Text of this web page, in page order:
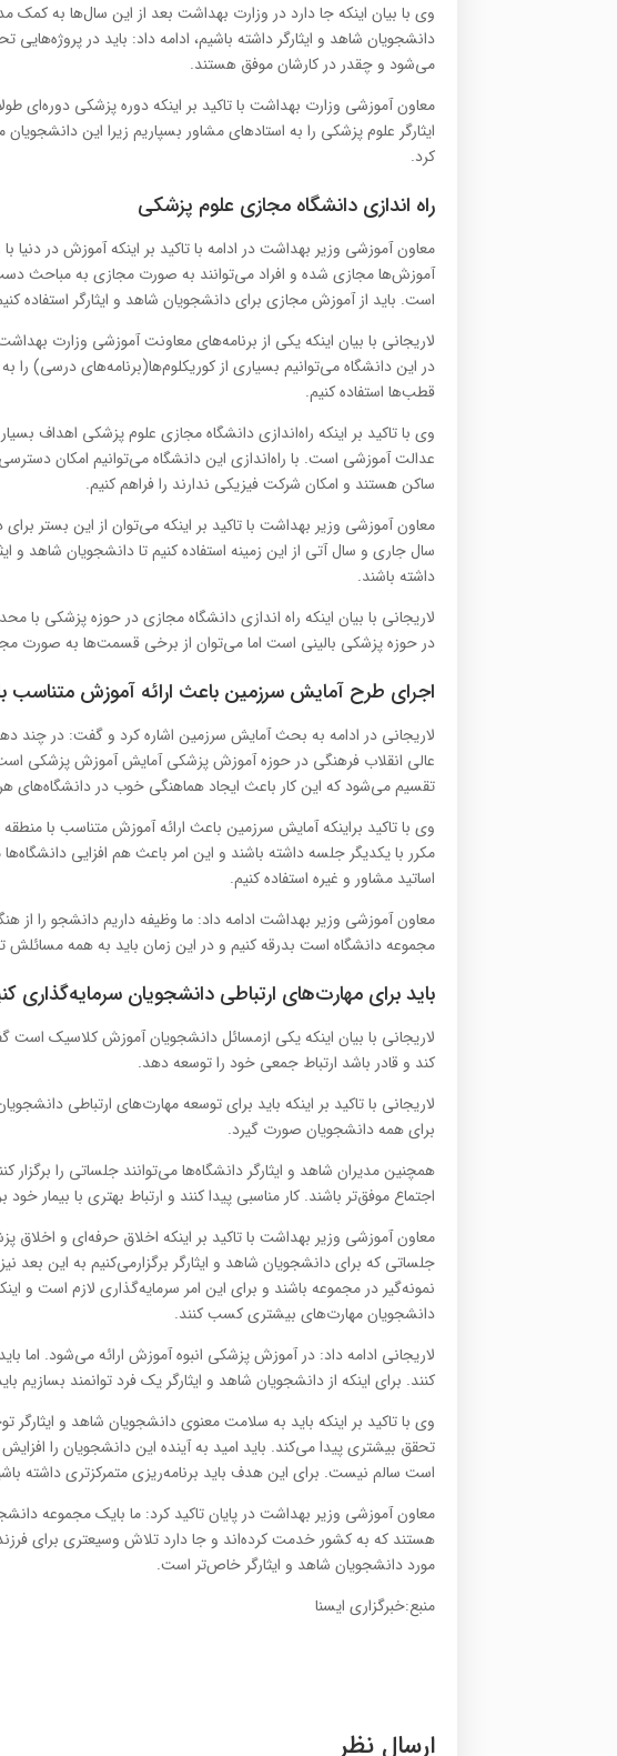
وی با بیان اینکه جا دارد در وزارت بهداشت بعد از این سال‌ها به
دانشجویان شاهد و ایثارگر داشته باشیم، ادامه داد: باید در
می‌شود و چقدر در کارشان موفق هستند.
معاون آموزشی وزارت بهداشت با تاکید بر اینکه دوره پزشکی دوره‌ای
ایثارگر علوم پزشکی را به استادهای مشاور بسپاریم زیرا این
کرد.
راه اندازی دانشگاه مجازی علوم پزشکی
معاون آموزشی وزیر بهداشت در ادامه با تاکید بر اینکه آموزش در
است. باید از آموزش مجازی برای دانشجویان شاهد و ایثارگر استفاده
لاریجانی با بیان اینکه یکی از برنامه‌های معاونت آموزشی وزارت
در این دانشگاه می‌توانیم بسیاری از کوریکلوم‌ها(برنامه‌های درسی) را
قطب‌ها استفاده کنیم.
وی با تاکید بر اینکه راه‌اندازی دانشگاه مجازی علوم پزشکی اهداف
عدالت آموزشی است. با راه‌اندازی این دانشگاه می‌توانیم امکان
ساکن هستند و امکان شرکت فیزیکی ندارند را فراهم کنیم.
معاون آموزشی وزیر بهداشت با تاکید بر اینکه می‌توان از این بستر
سال جاری و سال آتی از این زمینه استفاده کنیم تا دانشجویان شاهد و
داشته باشند.
لاریجانی با بیان اینکه راه اندازی دانشگاه مجازی در حوزه پزشکی با
در حوزه پزشکی بالینی است اما می‌توان از برخی قسمت‌ها به صورت
اجرای طرح آمایش سرزمین باعث ارائه آموزش متناسب
لاریجانی در ادامه به بحث آمایش سرزمین اشاره کرد و گفت: در چند
تقسیم می‌شود که این کار باعث ایجاد هماهنگی خوب در دانشگاه‌های
وی با تاکید براینکه آمایش سرزمین باعث ارائه آموزش متناسب با
مکرر با یکدیگر جلسه داشته باشند و این امر باعث هم افزایی
اساتید مشاور و غیره استفاده کنیم.
معاون آموزشی وزیر بهداشت ادامه داد: ما وظیفه داریم دانشجو را از
مجموعه دانشگاه است بدرقه کنیم و در این زمان باید به همه مسائلش
باید برای مهارت‌های ارتباطی دانشجویان سرمایه‌گذاری
لاریجانی با بیان اینکه یکی ازمسائل دانشجویان آموزش کلاسیک
کند و قادر باشد ارتباط جمعی خود را توسعه دهد.
لاریجانی با تاکید بر اینکه باید برای توسعه مهارت‌های ارتباطی
برای همه دانشجویان صورت گیرد.
همچنین مدیران شاهد و ایثارگر دانشگاه‌ها می‌توانند جلساتی را برگزار
اجتماع موفق‌تر باشند. کار مناسبی پیدا کنند و ارتباط بهتری با بیمار خود
معاون آموزشی وزیر بهداشت با تاکید بر اینکه اخلاق حرفه‌ای و اخلاق
جلساتی که برای دانشجویان شاهد و ایثارگر برگزارمی‌کنیم به این بعد
نمونه‌گیر در مجموعه باشند و برای این امر سرمایه‌گذاری لازم است و
دانشجویان مهارت‌های بیشتری کسب کنند.
لاریجانی ادامه داد: در آموزش پزشکی انبوه آموزش ارائه می‌شود. اما
کنند. برای اینکه از دانشجویان شاهد و ایثارگر یک فرد توانمند بسازیم
وی با تاکید بر اینکه باید به سلامت معنوی دانشجویان شاهد و
تحقق بیشتری پیدا می‌کند. باید امید به آینده این دانشجویان را
است سالم نیست. برای این هدف باید برنامه‌ریزی متمرکزتری داشته
معاون آموزشی وزیر بهداشت در پایان تاکید کرد: ما بایک مجموعه
هستند که به کشور خدمت کرده‌اند و جا دارد تلاش وسیعتری برای
مورد دانشجویان شاهد و ایثارگر خاص‌تر است.
منبع:خبرگزاری ایسنا
ارسال نظر